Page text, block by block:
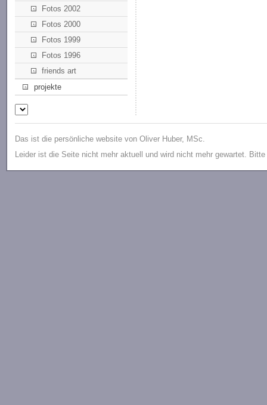
Fotos 2002
Fotos 2000
Fotos 1999
Fotos 1996
friends art
projekte
Das ist die persönliche website von Oliver Huber, MSc.
Leider ist die Seite nicht mehr aktuell und wird nicht mehr gewartet.